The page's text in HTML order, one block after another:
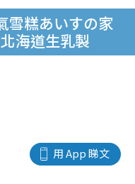
雪糕あいすの家
海道生乳製
用 App 睇文